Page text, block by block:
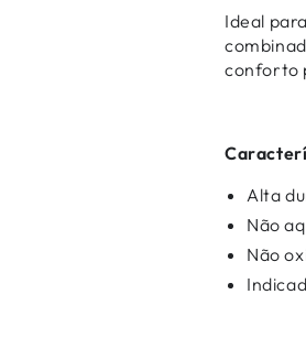
Ideal
conforto
Alta
Não
Não